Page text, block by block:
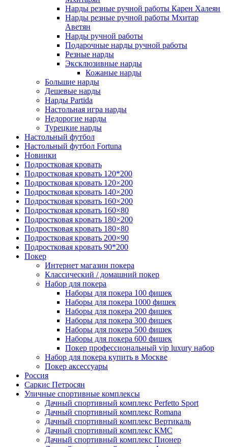
Нарды резные ручной работы Карен Халеян
Нарды резные ручной работы Мхитар
Аветян
Нарды ручной работы
Подарочные нарды ручной работы
Резные нарды
Эксклюзивные нарды
Кожаные нарды
Большие нарды
Дешевые нарды
Нарды Partida
Настольная игра нарды
Недорогие нарды
Турецкие нарды
Настольный футбол
Настольный футбол Fortuna
Новинки
Подростковая кровать
Подростковая кровать 120*200
Подростковая кровать 120×200
Подростковая кровать 140×200
Подростковая кровать 160×200
Подростковая кровать 160×80
Подростковая кровать 180×200
Подростковая кровать 180×80
Подростковая кровать 200×90
Подростковая кровать 90*200
Покер
Интернет магазин покера
Классический / домашний покер
Набор для покера
Наборы для покера 100 фишек
Наборы для покера 1000 фишек
Наборы для покера 200 фишек
Наборы для покера 300 фишек
Наборы для покера 500 фишек
Наборы для покера 600 фишек
Покер профессиональный vip luxury набор
Набор для покера купить в Москве
Покер аксессуары
Россия
Саркис Петросян
Уличные спортивные комплексы
Дачный спортивный комплекс Perfetto Sport
Дачный спортивный комплекс Romana
Дачный спортивный комплекс Вертикаль
Дачный спортивный комплекс КМС
Дачный спортивный комплекс Пионер